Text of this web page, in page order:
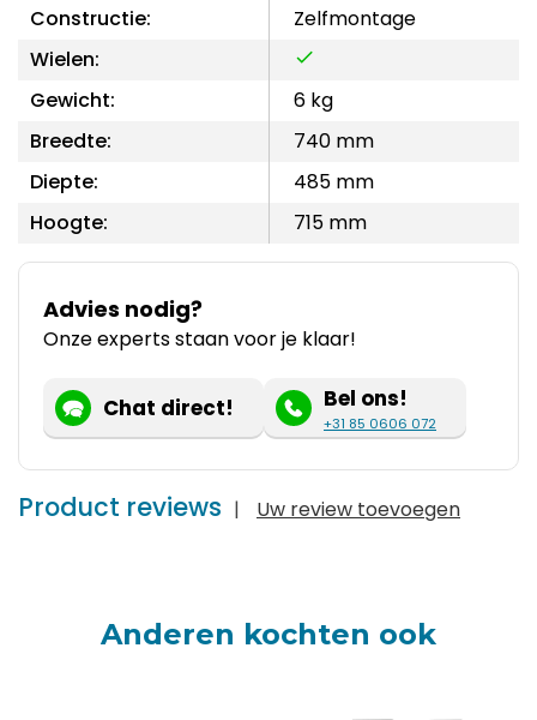
Constructie:
Zelfmontage
Wielen:
Gewicht:
6 kg
Breedte:
740 mm
Diepte:
485 mm
Hoogte:
715 mm
Advies nodig?
Onze experts staan voor je klaar!
Chat direct! Bel ons!
+31 85 0606 072
Product reviews | Uw review toevoegen
Anderen kochten ook